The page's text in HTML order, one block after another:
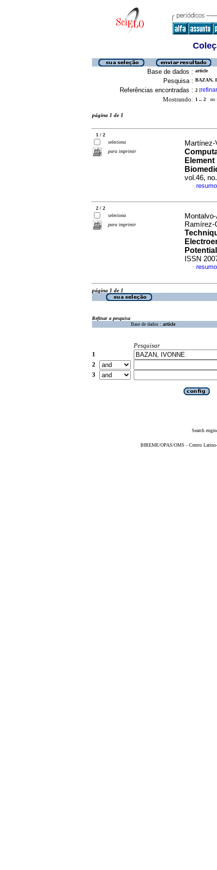
Base de dados : article
Pesquisa : BAZAN,
Referências encontradas : 2 [refinar
Mostrando: 1 .. 2 no
página 1 de 1
1 / 2
seleciona
para imprimir
vol.46,
·
2 / 2
seleciona
para imprimir
Ramírez-
ISSN
·
página 1 de 1
Refinar a pesquisa
Base de dados : article
Pesquisar
1
2
3
Search
BIREME/OPAS/OMS - Centro Latino-